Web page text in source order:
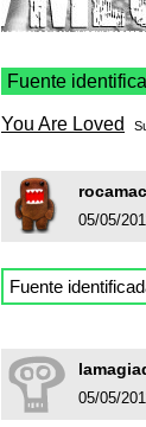
Fuente
You Are Loved
05/05/
Fuente
05/05/